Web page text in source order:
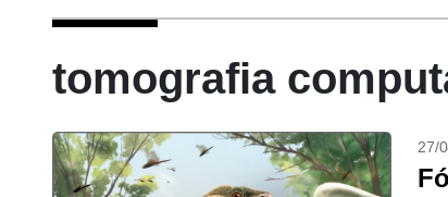
tomografia
27/